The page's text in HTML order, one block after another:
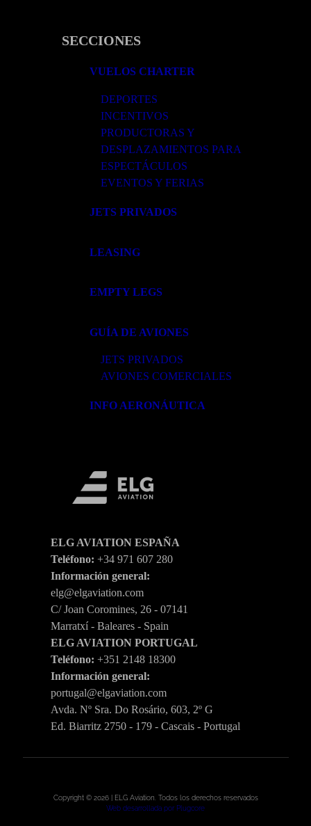
SECCIONES
VUELOS CHARTER
DEPORTES
INCENTIVOS
PRODUCTORAS Y
DESPLAZAMIENTOS PARA
ESPECTÁCULOS
EVENTOS Y FERIAS
JETS PRIVADOS
LEASING
EMPTY LEGS
GUÍA DE AVIONES
JETS PRIVADOS
AVIONES COMERCIALES
INFO AERONÁUTICA
ELG AVIATION ESPAÑA
Teléfono: +34 971 607 280
Información general:
elg@elgaviation.com
C/ Joan Coromines, 26 - 07141
Marratxí - Baleares - Spain
ELG AVIATION PORTUGAL
Teléfono: +351 2148 18300
Información general:
portugal@elgaviation.com
Avda. Nº Sra. Do Rosário, 603, 2º G
Ed. Biarritz 2750 - 179 - Cascais - Portugal
Copyright © 2026 | ELG Aviation. Todos los derechos reservados
Web desarrollada por Plugcore